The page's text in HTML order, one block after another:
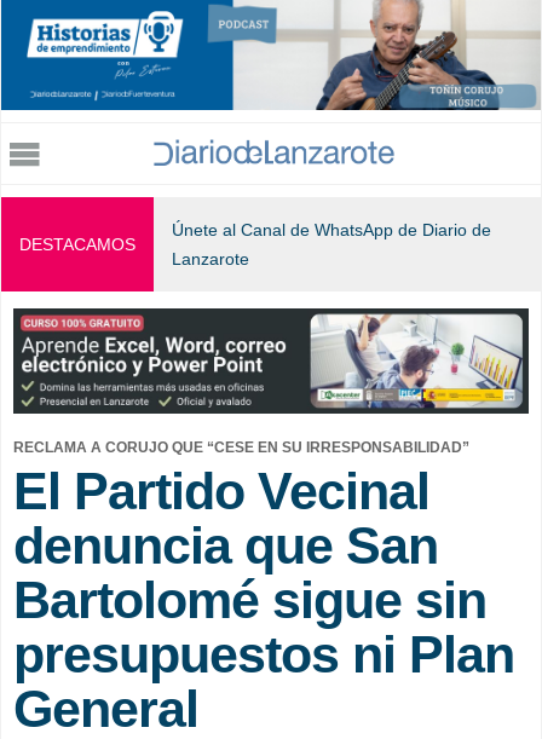
Jump to navigation
DESTACAMOS
Únete al Canal de WhatsApp de Diario de
Lanzarote
RECLAMA A CORUJO QUE “CESE EN SU IRRESPONSABILIDAD”
El Partido Vecinal
denuncia que San
Bartolomé sigue sin
presupuestos ni Plan
General